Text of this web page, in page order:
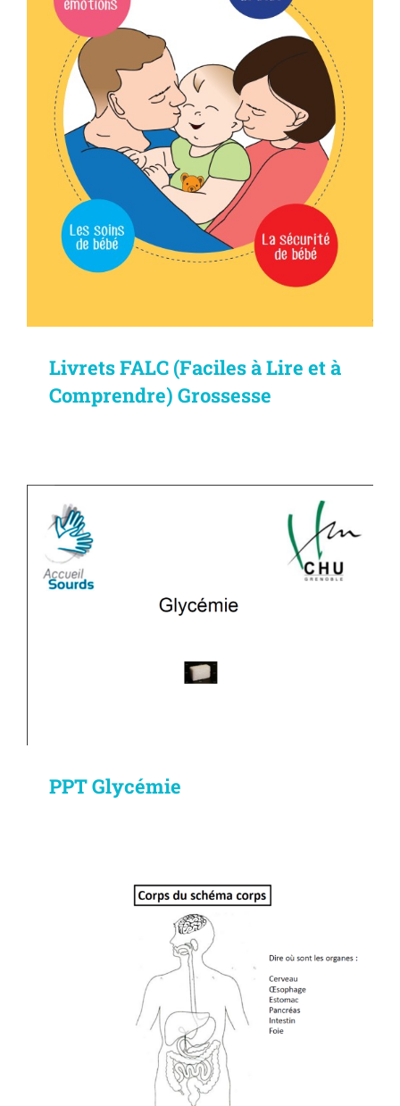
Livrets FALC (Faciles à Lire et à
Comprendre) Grossesse
PPT Glycémie